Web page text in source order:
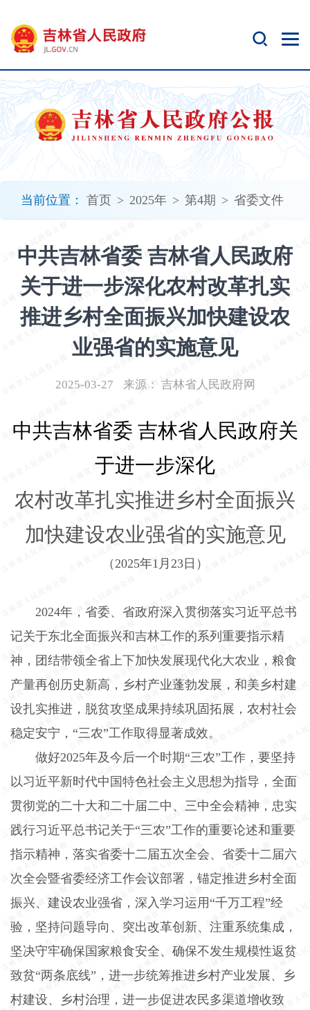
当前位置： 首页 > 2025年 > 第4期 > 省委文件
中共吉林省委 吉林省人民政府
关于进一步深化农村改革扎实
推进乡村全面振兴加快建设农
业强省的实施意见
2025-03-27 来源： 吉林省人民政府网
中共吉林省委 吉林省人民政府关
于进一步深化
农村改革扎实推进乡村全面振兴
加快建设农业强省的实施意见
（ 2025年1 月 23日）
2024年，省委、省政府深入贯彻落实习近平总书
记关于东北全面振兴和吉林工作的系列重要指示精
神，团结带领全省上下加快发展现代化大农业，粮食
产量再创历史新高，乡村产业蓬勃发展，和美乡村建
设扎实推进，脱贫攻坚成果持续巩固拓展，农村社会
稳定安宁，“三农”工作取得显著成效。
做好2025年及今后一个时期“三农”工作，要坚持
以习近平新时代中国特色社会主义思想为指导，全面
贯彻党的二十大和二十届二中、三中全会精神，忠实
践行习近平总书记关于“三农”工作的重要论述和重要
指示精神，落实省委十二届五次全会、省委十二届六
次全会暨省委经济工作会议部署，锚定推进乡村全面
振兴、建设农业强省，深入学习运用“千万工程”经
验，坚持问题导向、突出改革创新、注重系统集成，
坚决守牢确保国家粮食安全、确保不发生规模性返贫
致贫“两条底线”，进一步统筹推进乡村产业发展、乡
村建设、乡村治理，进一步促进农民多渠道增收致
开
无
障
碍
说
明
Alt